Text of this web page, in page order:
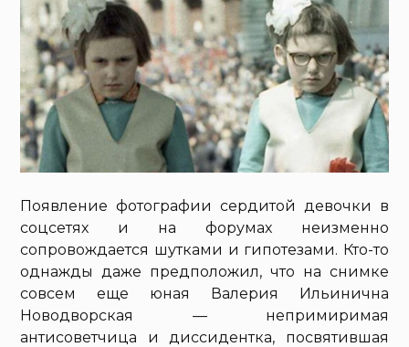
Появление фотографии сердитой девочки в
соцсетях и на форумах неизменно
сопровождается шутками и гипотезами. Кто-то
однажды даже предположил, что на снимке
совсем еще юная Валерия Ильинична
Новодворская — непримиримая
антисоветчица и диссидентка, посвятившая